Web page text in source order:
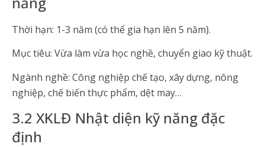
Thời hạn: 1-3 năm (có thể gia hạn lên 5 năm).
Mục tiêu: Vừa làm vừa học nghề, chuyển giao kỹ thuật.
Ngành nghề: Công nghiệp chế tạo, xây dựng, nông
nghiệp, chế biến thực phẩm, dệt may…
3.2 XKLĐ Nhật diện kỹ năng đặc
định